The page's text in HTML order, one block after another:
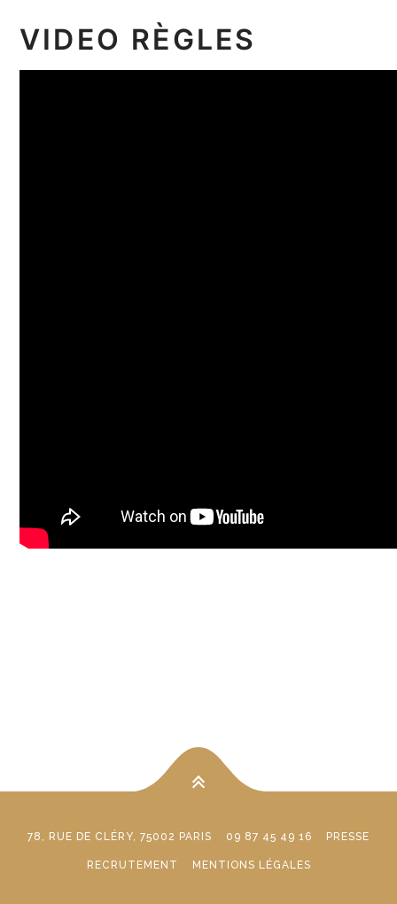
VIDEO RÈGLES
78, RUE DE CLÉRY, 75002 PARIS 09 87 45 49 16 PRESSE
RECRUTEMENT MENTIONS LÉGALES